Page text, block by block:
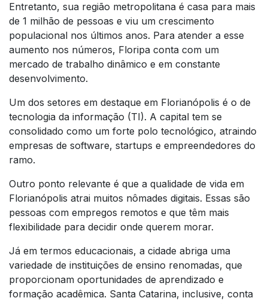
Entretanto, sua região metropolitana é casa para mais
de 1 milhão de pessoas e viu um crescimento
populacional nos últimos anos. Para atender a esse
aumento nos números, Floripa conta com um
mercado de trabalho dinâmico e em constante
desenvolvimento.
Um dos setores em destaque em Florianópolis é o de
tecnologia da informação (TI). A capital tem se
consolidado como um forte polo tecnológico, atraindo
empresas de software, startups e empreendedores do
ramo.
Outro ponto relevante é que a qualidade de vida em
Florianópolis atrai muitos nômades digitais. Essas são
pessoas com empregos remotos e que têm mais
flexibilidade para decidir onde querem morar.
Já em termos educacionais, a cidade abriga uma
variedade de instituições de ensino renomadas, que
proporcionam oportunidades de aprendizado e
formação acadêmica. Santa Catarina, inclusive, conta